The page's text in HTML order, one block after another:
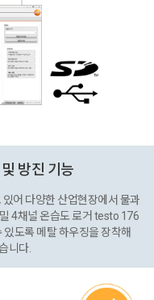
방진 기능
어 다양한 산업현장에서 물과
4채널 온습도 로거 testo 176
도록 메탈 하우징을 장착해
니다.